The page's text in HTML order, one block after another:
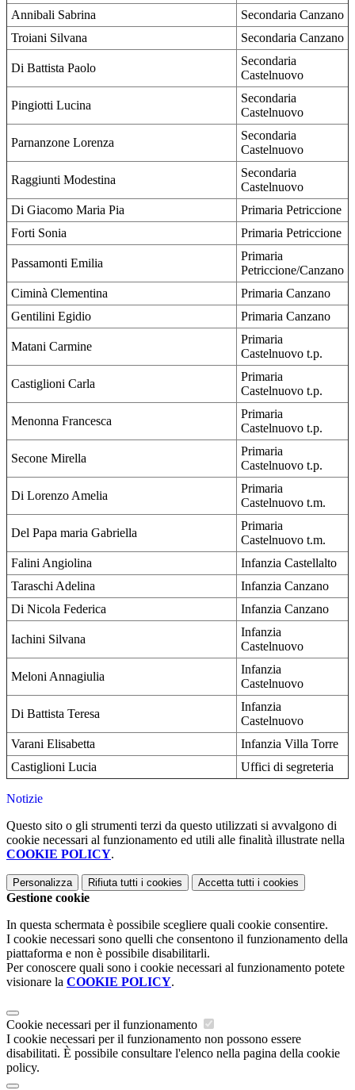
Annibali Sabrina
Secondaria Canzano
Troiani Silvana
Secondaria Canzano
Di Battista Paolo
Secondaria
Castelnuovo
Pingiotti Lucina
Secondaria
Castelnuovo
Parnanzone Lorenza
Secondaria
Castelnuovo
Raggiunti Modestina
Secondaria
Castelnuovo
Di Giacomo Maria Pia
Primaria Petriccione
Forti Sonia
Primaria Petriccione
Passamonti Emilia
Primaria
Petriccione/Canzano
Ciminà Clementina
Primaria Canzano
Gentilini Egidio
Primaria Canzano
Matani Carmine
Primaria
Castelnuovo t.p.
Castiglioni Carla
Primaria
Castelnuovo t.p.
Menonna Francesca
Primaria
Castelnuovo t.p.
Secone Mirella
Primaria
Castelnuovo t.p.
Di Lorenzo Amelia
Primaria
Castelnuovo t.m.
Del Papa maria Gabriella
Primaria
Castelnuovo t.m.
Falini Angiolina
Infanzia Castellalto
Taraschi Adelina
Infanzia Canzano
Di Nicola Federica
Infanzia Canzano
Iachini Silvana
Infanzia
Castelnuovo
Meloni Annagiulia
Infanzia
Castelnuovo
Di Battista Teresa
Infanzia
Castelnuovo
Varani Elisabetta
Infanzia Villa Torre
Castiglioni Lucia
Uffici di segreteria
Notizie
Questo sito o gli strumenti terzi da questo utilizzati si avvalgono di
cookie necessari al funzionamento ed utili alle finalità illustrate nella
COOKIE POLICY.
Personalizza Rifiuta tutti i cookies Accetta tutti i cookies
Gestione cookie
In questa schermata è possibile scegliere quali cookie consentire.
I cookie necessari sono quelli che consentono il funzionamento della
piattaforma e non è possibile disabilitarli.
Per conoscere quali sono i cookie necessari al funzionamento potete
visionare la COOKIE POLICY.
Cookie necessari per il funzionamento
I cookie necessari per il funzionamento non possono essere
disabilitati. È possibile consultare l'elenco nella pagina della cookie
policy.